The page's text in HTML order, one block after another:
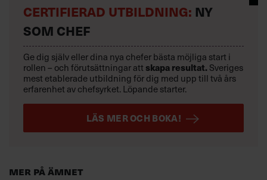
Mer på ämnet
CERTIFIERAD UTBILDNING: NY
SOM CHEF
Ge dig själv eller dina nya chefer bästa möjliga start i
rollen – och förutsättningar att skapa resultat. Sveriges
mest etablerade utbildning för dig med upp till två års
erfarenhet av chefsyrket. Löpande starter.
LÄS MER OCH BOKA!